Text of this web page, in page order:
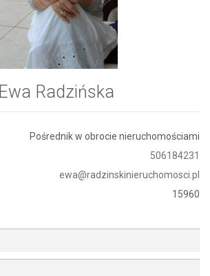
Ewa Radzińska
Pośrednik w obrocie nieruchomościami
506184231
ewa@radzinskinieruchomosci.pl
15960